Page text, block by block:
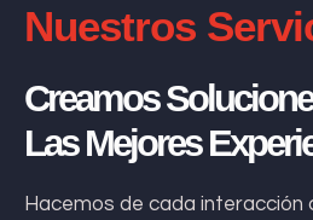
Nuestros
Creamos
Las Mejores
Hacemos de cada interacción